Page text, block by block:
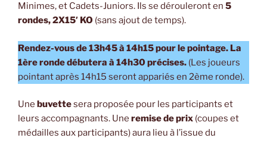
Minimes, et Cadets-Juniors. Ils se dérouleront en 5
rondes, 2X15′ KO (sans ajout de temps).
Rendez-vous de 13h45 à 14h15 pour le pointage. La
1ère ronde débutera à 14h30 précises. (Les joueurs
pointant après 14h15 seront appariés en 2ème ronde).
Une buvettesera proposée pour les participants et
leurs accompagnants. Une remise de prix (coupes et
médailles aux participants) aura lieu à l’issue du